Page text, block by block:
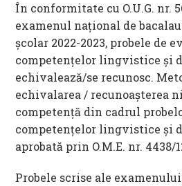
În conformitate cu O.U.G. nr.
examenul național de
școlar 2022-2023, probele de
competențelor lingvistice și
echivalează/se recunosc.
echivalarea / recunoașterea
competență din cadrul
competențelor lingvistice și
aprobată prin O.M.E. nr. 4438/
Probele scrise ale